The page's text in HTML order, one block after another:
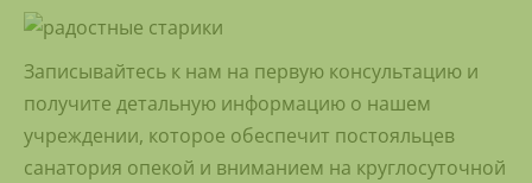
Записывайтесь к нам на первую консультацию и
получите детальную информацию о нашем
учреждении, которое обеспечит постояльцев
санатория опекой и вниманием на круглосуточной